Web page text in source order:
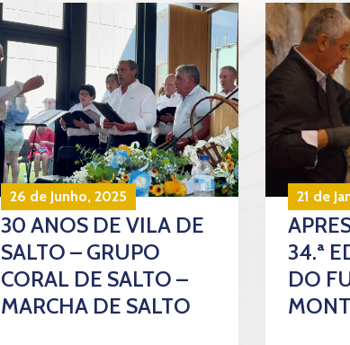
26 de Junho, 2025
30 ANOS DE VILA DE
SALTO – GRUPO
CORAL DE SALTO –
MARCHA DE SALTO
21 de
34.ª
DO